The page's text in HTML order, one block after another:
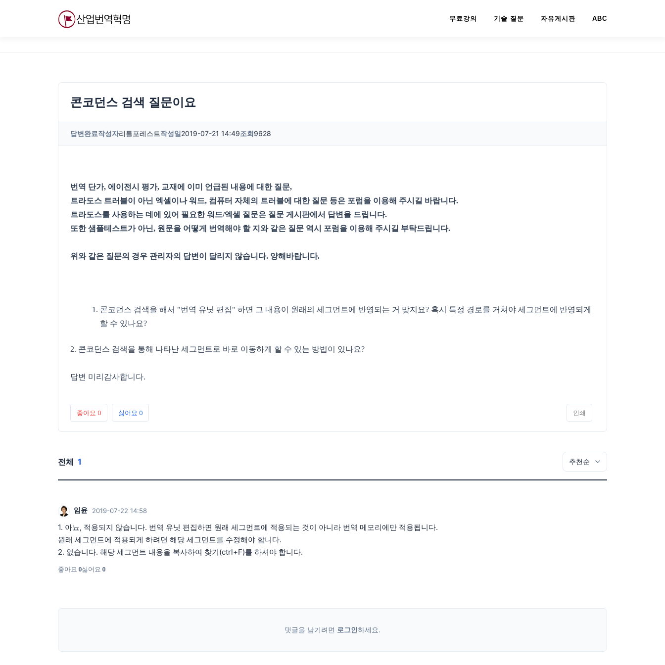
무료강의 기술 질문 자유게시판 ABC
콘코던스 검색 질문이요
답변완료작성자리틀포레스트작성일2019-07-21 14:49조회9628
번역 단가, 에이전시 평가, 교재에 이미 언급된 내용에 대한 질문,
트라도스 트러블이 아닌 엑셀이나 워드, 컴퓨터 자체의 트러블에 대한 질문 등은 포럼을 이용해 주시길 바랍니다.
트라도스를 사용하는 데에 있어 필요한 워드/엑셀 질문은 질문 게시판에서 답변을 드립니다.
또한 샘플테스트가 아닌, 원문을 어떻게 번역해야 할 지와 같은 질문 역시 포럼을 이용해 주시길 부탁드립니다.
위와 같은 질문의 경우 관리자의 답변이 달리지 않습니다. 양해바랍니다.
콘코던스 검색을 해서 "번역 유닛 편집" 하면 그 내용이 원래의 세그먼트에 반영되는 거 맞지요? 혹시 특정 경로를 거쳐야 세그먼트에 반영되게
할 수 있나요?
2. 콘코던스 검색을 통해 나타난 세그먼트로 바로 이동하게 할 수 있는 방법이 있나요?
답변 미리감사합니다.
좋아요 0 싫어요 0 인쇄
전체 1
임윤 2019-07-22 14:58
1. 아뇨, 적용되지 않습니다. 번역 유닛 편집하면 원래 세그먼트에 적용되는 것이 아니라 번역 메모리에만 적용됩니다.
원래 세그먼트에 적용되게 하려면 해당 세그먼트를 수정해야 합니다.
2. 없습니다. 해당 세그먼트 내용을 복사하여 찾기(ctrl+F)를 하셔야 합니다.
좋아요 0싫어요 0
댓글을 남기려면 로그인하세요.